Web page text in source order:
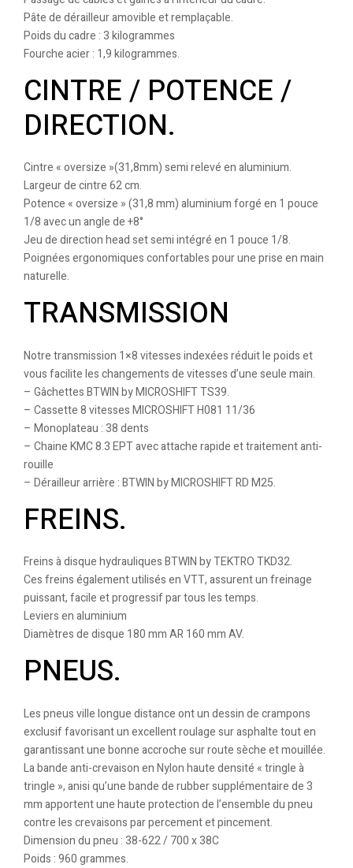
Pâte de dérailleur amovible et remplaçable.
Poids du cadre : 3 kilogrammes
Fourche acier : 1,9 kilogrammes.
CINTRE / POTENCE /
DIRECTION.
Cintre « oversize »(31,8mm) semi relevé en aluminium.
Largeur de cintre 62 cm.
Potence « oversize » (31,8 mm) aluminium forgé en 1 pouce
1/8 avec un angle de +8°
Jeu de direction head set semi intégré en 1 pouce 1/8.
Poignées ergonomiques confortables pour une prise en main
naturelle.
TRANSMISSION
Notre transmission 1×8 vitesses indexées réduit le poids et
vous facilite les changements de vitesses d’une seule main.
– Gâchettes BTWIN by MICROSHIFT TS39.
– Cassette 8 vitesses MICROSHIFT H081 11/36
– Monoplateau : 38 dents
– Chaine KMC 8.3 EPT avec attache rapide et traitement anti-
rouille
– Dérailleur arrière : BTWIN by MICROSHIFT RD M25.
FREINS.
Freins à disque hydrauliques BTWIN by TEKTRO TKD32.
Ces freins également utilisés en VTT, assurent un freinage
puissant, facile et progressif par tous les temps.
Leviers en aluminium
Diamètres de disque 180 mm AR 160 mm AV.
PNEUS.
Les pneus ville longue distance ont un dessin de crampons
exclusif favorisant un excellent roulage sur asphalte tout en
garantissant une bonne accroche sur route sèche et mouillée.
La bande anti-crevaison en Nylon haute densité « tringle à
tringle », anisi qu’une bande de rubber supplémentaire de 3
mm apportent une haute protection de l’ensemble du pneu
contre les crevaisons par percement et pincement.
Dimension du pneu : 38-622 / 700 x 38C
Poids : 960 grammes.